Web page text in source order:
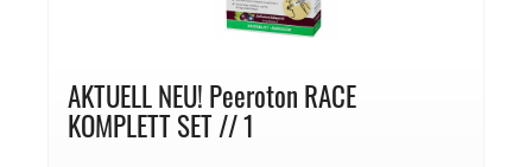
AKTUELL NEU! Peeroton RACE
KOMPLETT SET // 1